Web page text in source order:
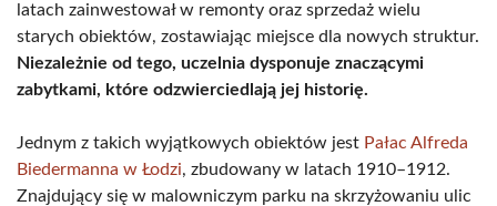
latach zainwestował w remonty oraz sprzedaż wielu
starych obiektów, zostawiając miejsce dla nowych struktur.
Niezależnie od tego, uczelnia dysponuje znaczącymi
zabytkami, które odzwierciedlają jej historię.
Jednym z takich wyjątkowych obiektów jest Pałac Alfreda
Biedermanna w Łodzi, zbudowany w latach 1910–1912.
Znajdujący się w malowniczym parku na skrzyżowaniu ulic